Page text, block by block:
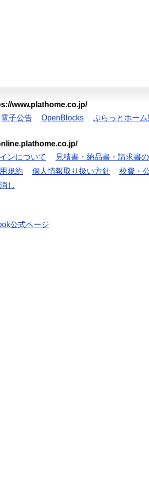
www.plathome.co.jp/
電子公告 OpenBlocks ぷらっとホーム
ンについて 見積書・納品書・請求書
規約 個人情報取り扱い方針 校費・
し
公式ページ